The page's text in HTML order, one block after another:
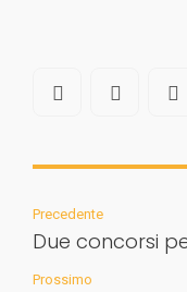
Precedente
Due concorsi
Prossimo